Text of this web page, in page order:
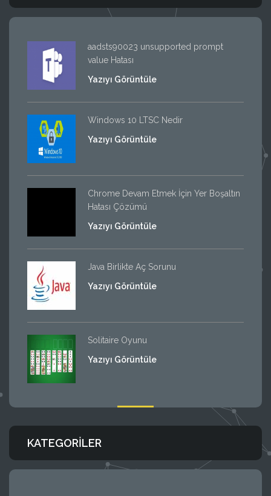
aadsts90023 unsupported prompt
value Hatası
Yazıyı Görüntüle
Windows 10 LTSC Nedir
Yazıyı Görüntüle
Chrome Devam Etmek İçin Yer Boşaltın
Hatası Çözümü
Yazıyı Görüntüle
Java Birlikte Aç Sorunu
Yazıyı Görüntüle
Solitaire Oyunu
Yazıyı Görüntüle
KATEGORILER